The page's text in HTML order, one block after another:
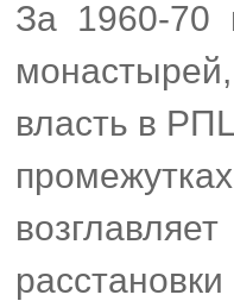
За 1960-70
власть в